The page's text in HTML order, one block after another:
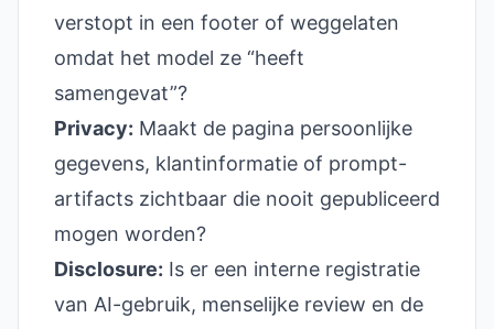
verstopt in een footer of weggelaten
omdat het model ze “heeft
samengevat”?
Privacy: Maakt de pagina persoonlijke
gegevens, klantinformatie of prompt-
artifacts zichtbaar die nooit gepubliceerd
mogen worden?
Disclosure: Is er een interne registratie
van AI-gebruik, menselijke review en de